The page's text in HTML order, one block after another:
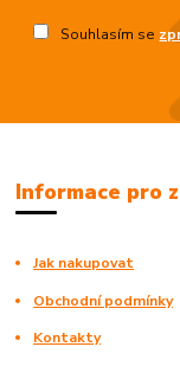
Souhlasím se
Informace pro
Jak nakupovat
Obchodní podmínky
Kontakty